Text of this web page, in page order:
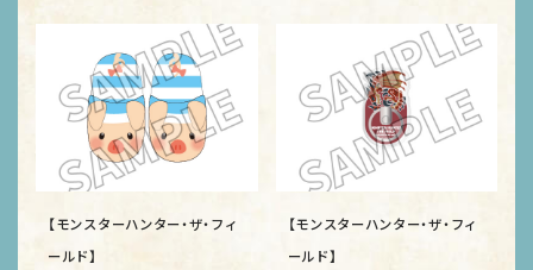
【モンスターハンター・ザ・フィ
ールド】
【モンスターハンター・ザ・フィ
ールド】